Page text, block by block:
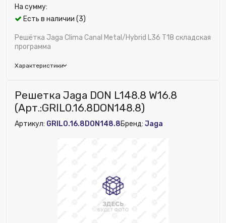
Есть в наличии (3)
Решётка Jaga Clima Canal Metal/Hybrid L36 T18 складская
программа
Характеристики
На сумму:
Глубина (мм):210
Ширина (мм): 400
Высота (мм):
Решетка Jaga DON L148.8 W16.8
(Арт.:GRIL0.16.8DON148.8)
Артикул: GRIL0.16.8DON148.8Бренд: Jaga